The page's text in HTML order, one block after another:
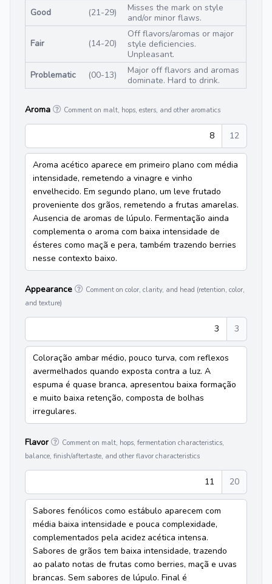
Good
(21-29)
Misses the mark on style
and/or minor flaws.
Fair (14-20)
Off flavors/aromas or major
style deficiencies.
Unpleasant.
Problematic
(00-13)
Major off flavors and aromas
dominate. Hard to drink.
Aroma Comment on malt, hops, esters, and other aromatics
8 12
Aroma acético aparece em primeiro plano com média
intensidade, remetendo a vinagre e vinho
envelhecido. Em segundo plano, um leve frutado
proveniente dos grãos, remetendo a frutas amarelas.
Ausencia de aromas de lúpulo. Fermentação ainda
complementa o aroma com baixa intensidade de
ésteres como maçã e pera, também trazendo berries
nesse contexto baixo.
Appearance
Comment on color, clarity, and head (retention, color,
and texture)
3 3
Coloração ambar médio, pouco turva, com reflexos
avermelhados quando exposta contra a luz. A
espuma é quase branca, apresentou baixa formação
e muito baixa retenção, composta de bolhas
irregulares.
Flavor
Comment on malt, hops, fermentation characteristics,
balance, finish/aftertaste, and other flavor characteristics
11 20
Sabores fenólicos como estábulo aparecem com
média baixa intensidade e pouca complexidade,
complementados pela acidez acética intensa.
Sabores de grãos tem baixa intensidade, trazendo
ao palato notas de frutas como berries, maçã e uvas
brancas. Sem sabores de lúpulo. Final é